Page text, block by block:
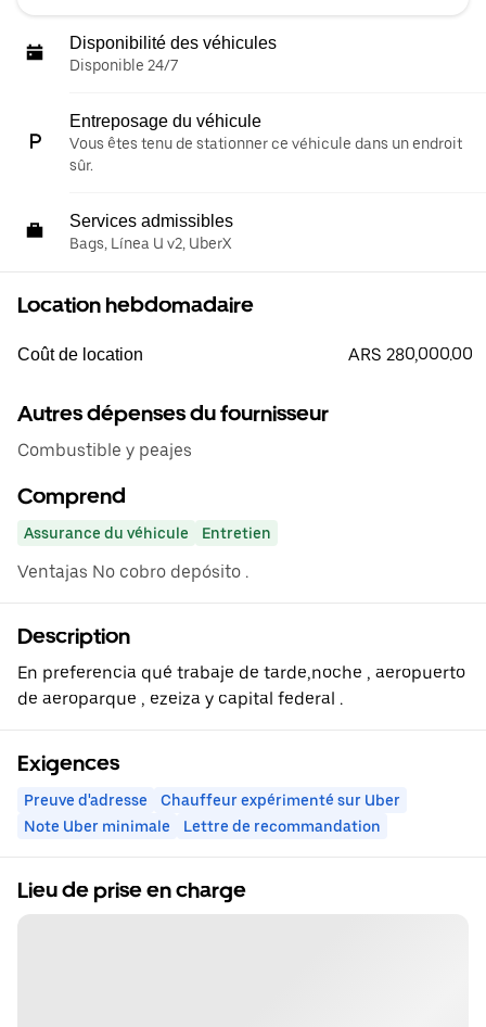
Disponibilité des véhicules
Disponible 24/7
Entreposage du véhicule
Vous êtes tenu de stationner ce véhicule dans un endroit
sûr.
Services admissibles
Bags, Línea U v2, UberX
Location hebdomadaire
Coût de location ARS 280,000.00
Autres dépenses du fournisseur
Combustible y peajes
Comprend
Assurance du véhicule Entretien
Ventajas No cobro depósito .
Description
En preferencia qué trabaje de tarde,noche , aeropuerto
de aeroparque , ezeiza y capital federal .
Exigences
Preuve d'adresse
Chauffeur expérimenté sur Uber
Note Uber minimale
Lettre de recommandation
Lieu de prise en charge